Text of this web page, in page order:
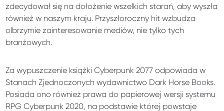
zdecydował się na dołożenie wszelkich starań, aby wyszła
również w naszym kraju. Przyszłoroczny hit wzbudza
olbrzymie zainteresowanie mediów, nie tylko tych
branżowych.
Za wypuszczenie książki Cyberpunk 2077 odpowiada w
Stanach Zjednoczonych wydawnictwo Dark Horse Books.
Posiada ono również prawa do papierowej wersji systemu
RPG Cyberpunk 2020, na podstawie której powstaje